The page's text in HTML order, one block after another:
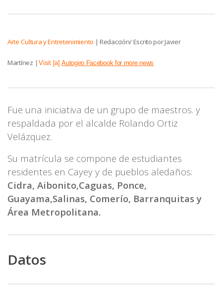
Arte Cultura y Entretenimiento |Redacción/ Escrito por Javier
Martínez Visit [a]Autogiro Facebook for more news
Fue una iniciativa de un grupo de maestros. y
respaldada por el alcalde Rolando Ortiz
Velázquez.
Su matrícula se compone de estudiantes
Cidra, Aibonito,Caguas, Ponce,
Guayama,Salinas, Comerío, Barranquitas y
Área Metropolitana.
Datos